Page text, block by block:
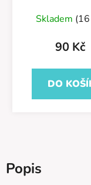
Skladem
90 Kč
DO
Popis